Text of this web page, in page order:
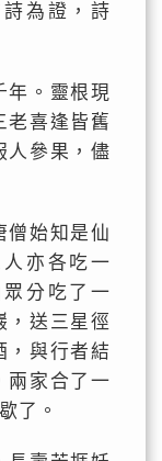
為證，詩
年。靈根現
老喜逢皆舊
人參果，儘
僧始知是仙
亦各吃一
分吃了一
，送三星徑
，與行者結
兩家合了一
了。